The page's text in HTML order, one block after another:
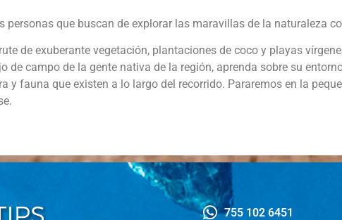
personas que buscan de explorar las maravillas de la naturaleza
de exuberante vegetación, plantaciones de coco y playas
de campo de la gente nativa de la región, aprenda sobre su
y fauna que existen a lo largo del recorrido. Pararemos en la
755 102 6451